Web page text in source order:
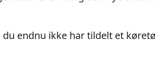
endnu ikke har tildelt et